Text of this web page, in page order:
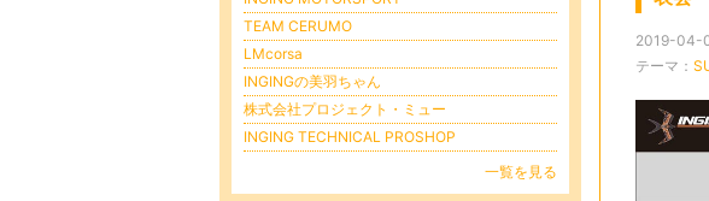
2019-04-
テーマ：
TEAM CERUMO
LMcorsa
INGINGの美羽ちゃん
株式会社プロジェクト・ミュー
INGING TECHNICAL PROSHOP
一覧を見る